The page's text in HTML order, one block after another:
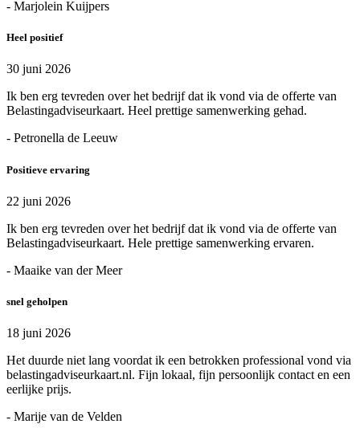
- Marjolein Kuijpers
Heel positief
30 juni 2026
Ik ben erg tevreden over het bedrijf dat ik vond via de offerte van
Belastingadviseurkaart. Heel prettige samenwerking gehad.
- Petronella de Leeuw
Positieve ervaring
22 juni 2026
Ik ben erg tevreden over het bedrijf dat ik vond via de offerte van
Belastingadviseurkaart. Hele prettige samenwerking ervaren.
- Maaike van der Meer
snel geholpen
18 juni 2026
Het duurde niet lang voordat ik een betrokken professional vond via
belastingadviseurkaart.nl. Fijn lokaal, fijn persoonlijk contact en een
eerlijke prijs.
- Marije van de Velden